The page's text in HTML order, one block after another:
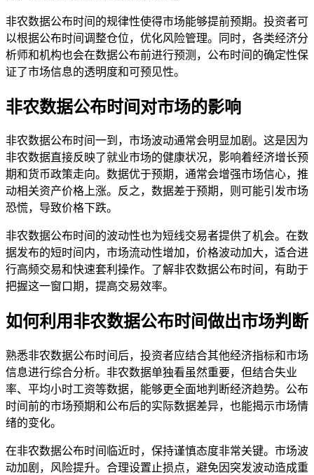
非农数据公布时间的规律性使得市场能够提前预期。投资者可
以根据公布时间调整仓位，优化风险管理。同时，各类经济分
析师和机构也会在数据公布前进行预测，公布时间的确定性保
证了市场信息的透明度和可预见性。
非农数据公布时间对市场的影响
非农数据公布时间一到，市场波动通常会明显加剧。这是因为
非农数据直接反映了就业市场的健康状况，影响着经济增长预
期和货币政策走向。数据优于预期，通常会增强市场信心，推
动相关资产价格上涨。反之，数据差于预期，则可能引发市场
恐慌，导致价格下跌。
非农数据公布时间的波动性也为短线交易者提供了机会。在数
据发布的短时间内，市场流动性增加，价格波动加大，适合进
行高频交易和快速套利操作。了解非农数据公布时间，有助于
把握这一窗口期，提高交易效率。
如何利用非农数据公布时间做出市场判断
熟悉非农数据公布时间后，投资者应结合其他经济指标和市场
信息进行综合分析。非农数据单独看虽然重要，但结合失业
率、平均小时工资等数据，能够更全面地判断经济趋势。公布
时间前的市场预期和公布后的实际数据差异，也能揭示市场情
绪的变化。
在非农数据公布时间临近时，保持谨慎态度非常关键。市场波
动加剧，风险提升。合理设置止损点，避免因突发波动造成重